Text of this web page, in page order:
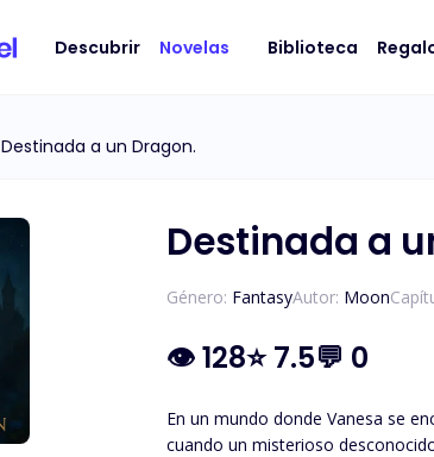
Descubrir Novelas Biblioteca
Destinada a un Dragon.
Destinada a
Género: FantasyAutor: Moon
👁128⭐7.5💬 0
En un mundo donde Vanesa se
cuando un misterioso